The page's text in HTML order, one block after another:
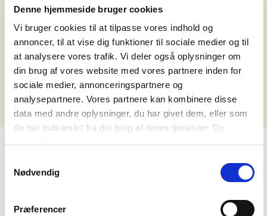
Denne hjemmeside bruger cookies
Vi bruger cookies til at tilpasse vores indhold og
annoncer, til at vise dig funktioner til sociale medier og til
at analysere vores trafik. Vi deler også oplysninger om
din brug af vores website med vores partnere inden for
sociale medier, annonceringspartnere og
analysepartnere. Vores partnere kan kombinere disse
data med andre oplysninger, du har givet dem, eller som
de har indsamlet fra din brug af deres tjenester. Du
Nødvendig
Præferencer
tilpasser din søgning. Ellers
finder du alternative
muligheder på ankomstdatoen i
det nedenstående.
Ups - vi fandt ikke noget, der matchede din søgning.